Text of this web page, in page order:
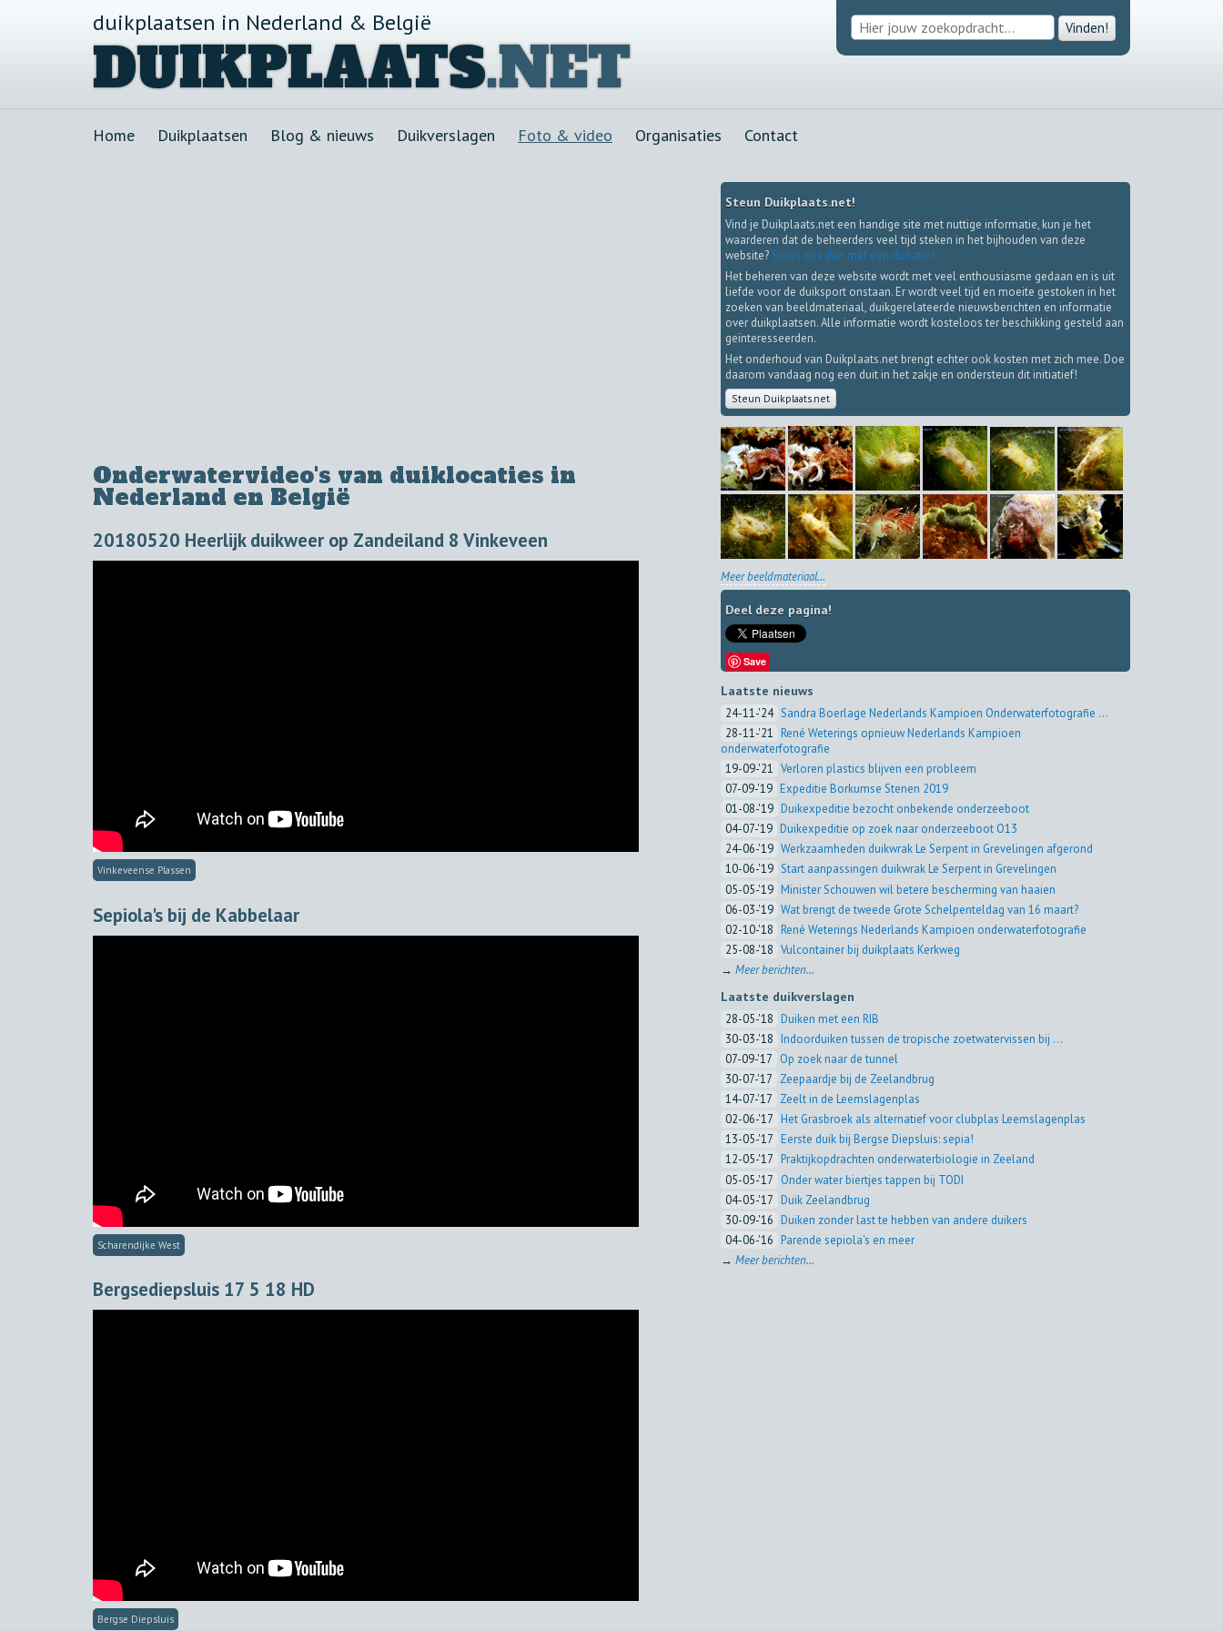
Vinden!
duikplaatsen in Nederland & België
DUIKPLAATS.NET
Home Duikplaatsen Blog & nieuws Duikverslagen Foto & video Organisaties Contact
Onderwatervideo's van duiklocaties in
Nederland en België
20180520 Heerlijk duikweer op Zandeiland 8 Vinkeveen
Vinkeveense Plassen
Sepiola's bij de Kabbelaar
Scharendijke West
Bergsediepsluis 17 5 18 HD
Bergse Diepsluis
Steun Duikplaats.net!
Vind je Duikplaats.net een handige site met nuttige informatie, kun je het
waarderen dat de beheerders veel tijd steken in het bijhouden van deze
website? Steun ons dan met een donatie!
Het beheren van deze website wordt met veel enthousiasme gedaan en is uit
liefde voor de duiksport onstaan. Er wordt veel tijd en moeite gestoken in het
zoeken van beeldmateriaal, duikgerelateerde nieuwsberichten en informatie
over duikplaatsen. Alle informatie wordt kosteloos ter beschikking gesteld aan
geïnteresseerden.
Het onderhoud van Duikplaats.net brengt echter ook kosten met zich mee. Doe
daarom vandaag nog een duit in het zakje en ondersteun dit initiatief!
Steun Duikplaats.net
Meer beeldmateriaal...
Deel deze pagina!
Save
Laatste nieuws
24-11-'24 Sandra Boerlage Nederlands Kampioen Onderwaterfotografie ...
28-11-'21 René Weterings opnieuw Nederlands Kampioen
onderwaterfotografie
19-09-'21 Verloren plastics blijven een probleem
07-09-'19 Expeditie Borkumse Stenen 2019
01-08-'19 Duikexpeditie bezocht onbekende onderzeeboot
04-07-'19 Duikexpeditie op zoek naar onderzeeboot O13
24-06-'19 Werkzaamheden duikwrak Le Serpent in Grevelingen afgerond
10-06-'19 Start aanpassingen duikwrak Le Serpent in Grevelingen
05-05-'19 Minister Schouwen wil betere bescherming van haaien
06-03-'19 Wat brengt de tweede Grote Schelpenteldag van 16 maart?
02-10-'18 René Weterings Nederlands Kampioen onderwaterfotografie
25-08-'18 Vulcontainer bij duikplaats Kerkweg
→Meer berichten...
Laatste duikverslagen
28-05-'18 Duiken met een RIB
30-03-'18 Indoorduiken tussen de tropische zoetwatervissen bij ...
07-09-'17 Op zoek naar de tunnel
30-07-'17 Zeepaardje bij de Zeelandbrug
14-07-'17 Zeelt in de Leemslagenplas
02-06-'17 Het Grasbroek als alternatief voor clubplas Leemslagenplas
13-05-'17 Eerste duik bij Bergse Diepsluis: sepia!
12-05-'17 Praktijkopdrachten onderwaterbiologie in Zeeland
05-05-'17 Onder water biertjes tappen bij TODI
04-05-'17 Duik Zeelandbrug
30-09-'16 Duiken zonder last te hebben van andere duikers
04-06-'16 Parende sepiola's en meer
→Meer berichten...